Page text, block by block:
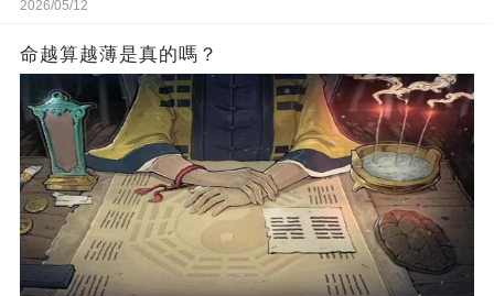
2026/05/12
命越算越薄是真的嗎？